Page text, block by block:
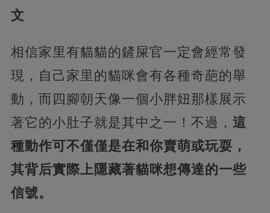
文
相信家里有貓貓的鏟屎官一定會經常發
現，自己家里的貓咪會有各種奇葩的舉
動，而四腳朝天像一個小胖妞那樣展示
著它的小肚子就是其中之一！不過， 這
種動作可不僅僅是在和你賣萌或玩耍，
其背后實際上隱藏著貓咪想傳達的一些
信號。